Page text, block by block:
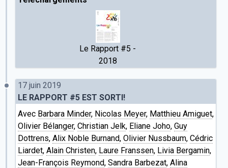
Le Rapport #5 -
2018
17 juin 2019
LE RAPPORT #5 EST SORTI!
Avec Barbara Minder, Nicolas Meyer, Matthieu Amiguet,
Olivier Bélanger, Christian Jelk, Eliane Joho, Guy
Dottrens, Alix Noble Burnand, Olivier Nussbaum, Cédric
Liardet, Alain Christen, Laure Franssen, Livia Bergamin,
Jean-François Reymond, Sandra Barbezat, Alina